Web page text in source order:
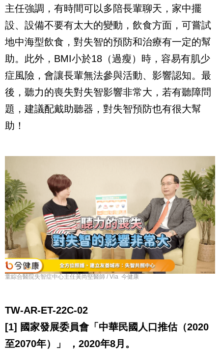
主任強調，有時間可以多陪長輩聊天，家中擺
設、設備不要有太大的變動，飲食方面，可嘗試
地中海型飲食，對失智的預防和治療有一定的幫
助。此外，BMI小於18（過瘦）時，容易有肌少
症風險，會讓長輩無法參與活動、影響認知。最
後，聽力的喪失對失智影響非常大，若有聽障問
題，建議配戴助聽器，對失智預防也有很大幫
助！
童綜合醫院失智症中心主任黃尚堅醫師 / Via 今健康
TW-AR-ET-22C-02
[1] 國家發展委員會「中華民國人口推估（2020
至2070年）」 ，2020年8月。